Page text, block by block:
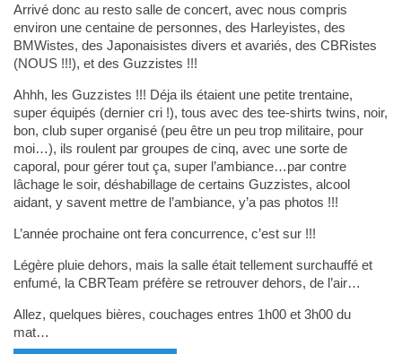
Arrivé donc au resto salle de concert, avec nous compris
environ une centaine de personnes, des Harleyistes, des
BMWistes, des Japonaisistes divers et avariés, des CBRistes
(NOUS !!!), et des Guzzistes !!!
Ahhh, les Guzzistes !!! Déja ils étaient une petite trentaine,
super équipés (dernier cri !), tous avec des tee-shirts twins, noir,
bon, club super organisé (peu être un peu trop militaire, pour
moi…), ils roulent par groupes de cinq, avec une sorte de
caporal, pour gérer tout ça, super l’ambiance…par contre
lâchage le soir, déshabillage de certains Guzzistes, alcool
aidant, y savent mettre de l’ambiance, y’a pas photos !!!
L’année prochaine ont fera concurrence, c’est sur !!!
Légère pluie dehors, mais la salle était tellement surchauffé et
enfumé, la CBRTeam préfère se retrouver dehors, de l’air…
Allez, quelques bières, couchages entres 1h00 et 3h00 du
mat…